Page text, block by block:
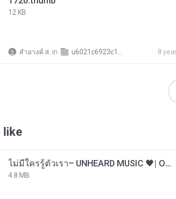
12 KB
สำอางค์ ส. in u6021c6923c12b1a3997316c017914a48 8
like
ไม่มีใครรู้ตัวเรา– UNHEARD MUSIC 🖤| Official Lyric Video | เพลงสู้ชีวิต
4.8 MB